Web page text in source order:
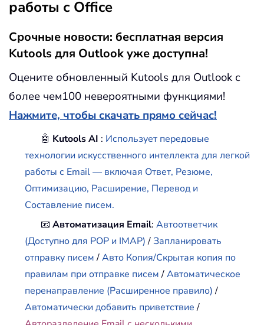
работы с Office
Срочные новости: бесплатная версия
Kutools для Outlook уже доступна!
Оцените обновленный Kutools для Outlook с
более чем100 невероятными функциями!
Нажмите, чтобы скачать прямо сейчас!
🤖 Kutools AI : Использует передовые
технологии искусственного интеллекта для легкой
работы с Email — включая Ответ, Резюме,
Оптимизацию, Расширение, Перевод и
Составление писем.
📧Автоматизация Email:Автоответчик
(Доступно для POP и IMAP)/Запланировать
отправку писем/Авто Копия/Скрытая копия по
правилам при отправке писем/Автоматическое
перенаправление (Расширенное правило)/
Автоматически добавить приветствие/